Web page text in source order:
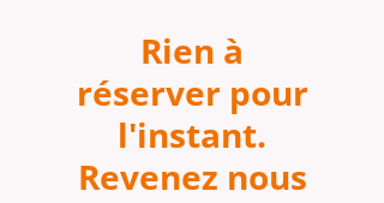
Rien à
réserver pour
l'instant.
Revenez nous